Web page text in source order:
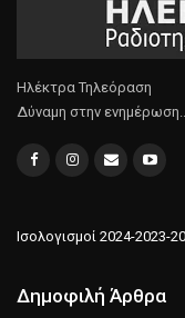
Ηλέκτρα Τηλεόραση
Δύναμη στην
Ισολογισμοί 2024-2023-
Δημοφιλή Άρθρα